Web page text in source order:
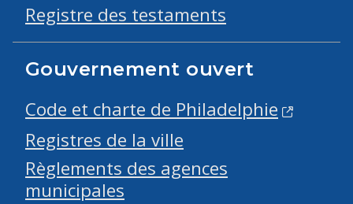
Registre des testaments
Gouvernement ouvert
Code et charte de Philadelphie
Registres de la ville
Règlements des agences
municipales